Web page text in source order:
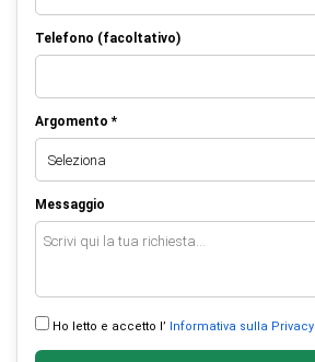
Telefono (facoltativo)
Argomento *
Messaggio
Ho letto e accetto l’ Informativa sulla Privacy